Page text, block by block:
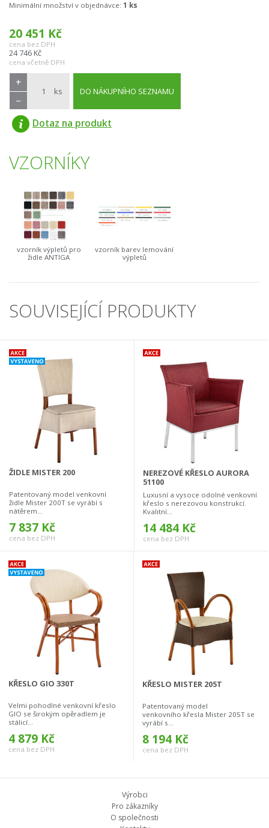
Minimální množství v objednávce: 1 ks
20 451 Kč
cena bez DPH
24 746 Kč
cena včetně DPH
ks
+
−
DO NÁKUPNÍHO SEZNAMU
Dotaz na produkt
VZORNÍKY
vzorník výpletů pro
židle ANTIGA
vzorník barev lemování
výpletů
SOUVISEJÍCÍ PRODUKTY
ŽIDLE MISTER 200
Patentovaný model venkovní
židle Mister 200T se vyrábí s
nátěrem...
7 837 Kč
cena bez DPH
NEREZOVÉ KŘESLO AURORA
51100
Luxusní a vysoce odolné venkovní
křeslo s nerezovou konstrukcí.
Kvalitní...
14 484 Kč
cena bez DPH
KŘESLO GIO 330T
Velmi pohodlné venkovní křeslo
GIO se širokým opěradlem je
stálicí...
4 879 Kč
cena bez DPH
KŘESLO MISTER 205T
Patentovaný model
venkovního křesla Mister 205T se
vyrábí s...
8 194 Kč
cena bez DPH
Výrobci
Pro zákazníky
O společnosti